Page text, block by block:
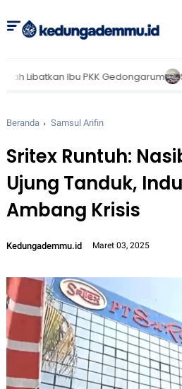
Sosialisasi Anti Bullying oleh
Beranda Samsul Arifin
Sritex Runtuh:
Ujung Tanduk,
Ambang Krisis
Kedungademmu.id Maret 03, 2025